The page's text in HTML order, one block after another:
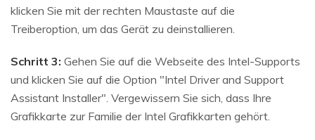
klicken Sie mit der rechten Maustaste auf die
Treiberoption, um das Gerät zu deinstallieren.
Schritt 3: Gehen Sie auf die Webseite des Intel-Supports
und klicken Sie auf die Option "Intel Driver and Support
Assistant Installer". Vergewissern Sie sich, dass Ihre
Grafikkarte zur Familie der Intel Grafikkarten gehört.